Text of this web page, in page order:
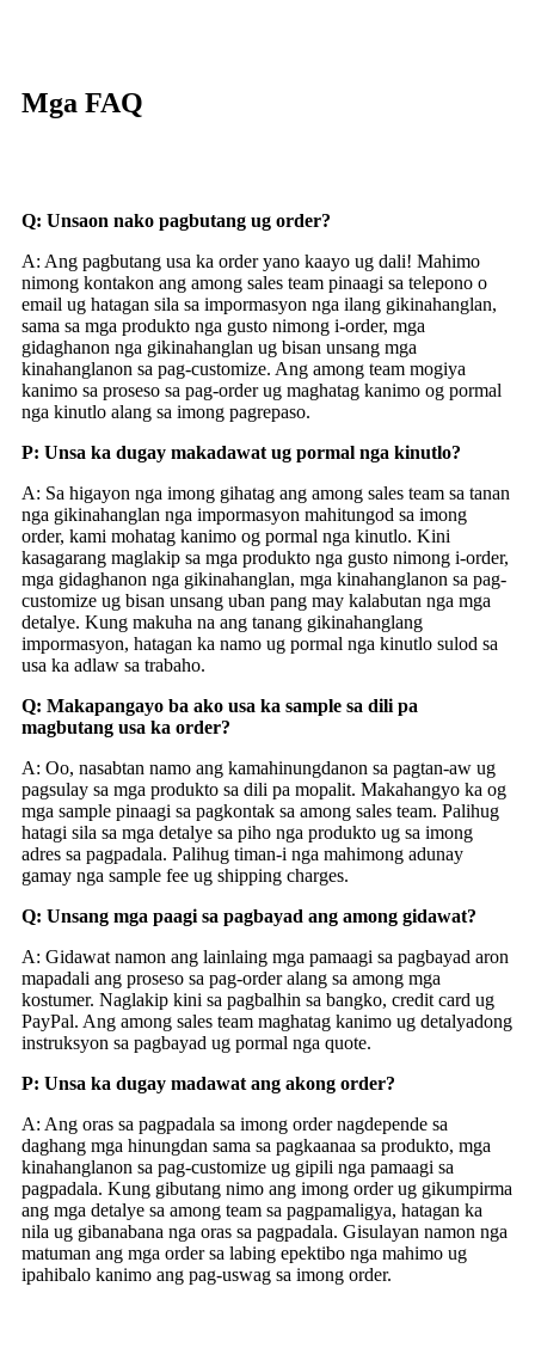
Mga FAQ
Q: Unsaon nako pagbutang ug order?
A: Ang pagbutang usa ka order yano kaayo ug dali! Mahimo
nimong kontakon ang among sales team pinaagi sa telepono o
email ug hatagan sila sa impormasyon nga ilang gikinahanglan,
sama sa mga produkto nga gusto nimong i-order, mga
gidaghanon nga gikinahanglan ug bisan unsang mga
kinahanglanon sa pag-customize. Ang among team mogiya
kanimo sa proseso sa pag-order ug maghatag kanimo og pormal
nga kinutlo alang sa imong pagrepaso.
P: Unsa ka dugay makadawat ug pormal nga kinutlo?
A: Sa higayon nga imong gihatag ang among sales team sa tanan
nga gikinahanglan nga impormasyon mahitungod sa imong
order, kami mohatag kanimo og pormal nga kinutlo. Kini
kasagarang maglakip sa mga produkto nga gusto nimong i-order,
mga gidaghanon nga gikinahanglan, mga kinahanglanon sa pag-
customize ug bisan unsang uban pang may kalabutan nga mga
detalye. Kung makuha na ang tanang gikinahanglang
impormasyon, hatagan ka namo ug pormal nga kinutlo sulod sa
usa ka adlaw sa trabaho.
Q: Makapangayo ba ako usa ka sample sa dili pa
magbutang usa ka order?
A: Oo, nasabtan namo ang kamahinungdanon sa pagtan-aw ug
pagsulay sa mga produkto sa dili pa mopalit. Makahangyo ka og
mga sample pinaagi sa pagkontak sa among sales team. Palihug
hatagi sila sa mga detalye sa piho nga produkto ug sa imong
adres sa pagpadala. Palihug timan-i nga mahimong adunay
gamay nga sample fee ug shipping charges.
Q: Unsang mga paagi sa pagbayad ang among gidawat?
A: Gidawat namon ang lainlaing mga pamaagi sa pagbayad aron
mapadali ang proseso sa pag-order alang sa among mga
kostumer. Naglakip kini sa pagbalhin sa bangko, credit card ug
PayPal. Ang among sales team maghatag kanimo ug detalyadong
instruksyon sa pagbayad ug pormal nga quote.
P: Unsa ka dugay madawat ang akong order?
A: Ang oras sa pagpadala sa imong order nagdepende sa
daghang mga hinungdan sama sa pagkaanaa sa produkto, mga
kinahanglanon sa pag-customize ug gipili nga pamaagi sa
pagpadala. Kung gibutang nimo ang imong order ug gikumpirma
ang mga detalye sa among team sa pagpamaligya, hatagan ka
nila ug gibanabana nga oras sa pagpadala. Gisulayan namon nga
matuman ang mga order sa labing epektibo nga mahimo ug
ipahibalo kanimo ang pag-uswag sa imong order.